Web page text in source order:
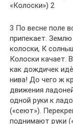
«Колоски») 2
3 По весне поле
припекает.
колоски, К
Колоски качает.
как дождичек
нива! До чего ж
движения
одной руки к
(«сеют»).
поднимают руки